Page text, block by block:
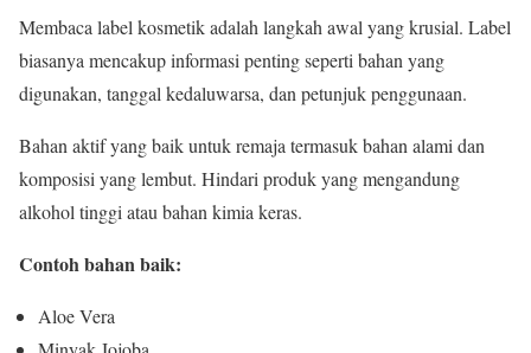
Membaca label kosmetik adalah langkah awal yang krusial. Label
biasanya mencakup informasi penting seperti bahan yang
digunakan, tanggal kedaluwarsa, dan petunjuk penggunaan.
Bahan aktif yang baik untuk remaja termasuk bahan alami dan
komposisi yang lembut. Hindari produk yang mengandung
alkohol tinggi atau bahan kimia keras.
Contoh bahan baik:
Aloe Vera